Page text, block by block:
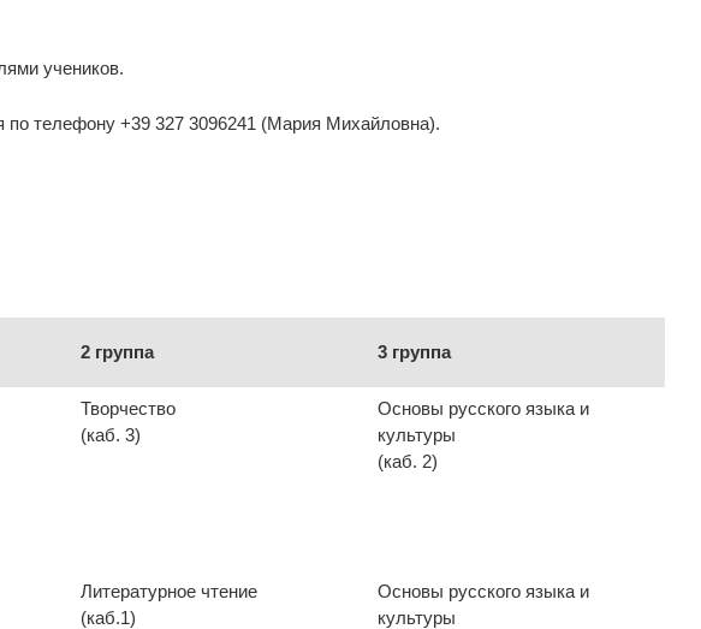
учеников.
телефону +39 327 3096241 (Мария Михайловна).
2 группа 3 группа
Творчество
(каб. 3)
Основы русского языка и
культуры
(каб. 2)
Литературное чтение
(каб.1)
Основы русского языка и
культуры